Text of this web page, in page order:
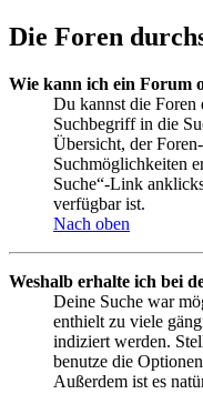
Die Foren
Wie kann ich ein Forum
Du kannst die Foren
Suchbegriff in die
Übersicht, der
Suchmöglichkeiten
Suche“-Link
verfügbar ist.
Nach oben
Weshalb erhalte ich bei
Deine Suche war
enthielt zu viele
indiziert werden.
benutze die
Außerdem ist es